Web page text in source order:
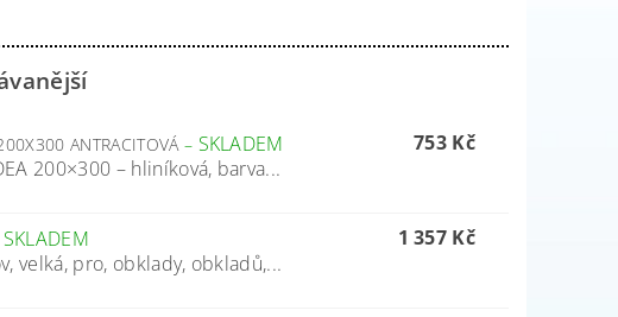
ANTRACITOVÁ – SKLADEM
200×300 – hliníková, barva...
753 Kč
SKLADEM
velká, pro, obklady, obkladů,...
1 357 Kč